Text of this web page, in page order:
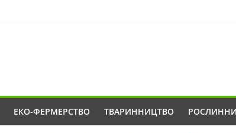
ЕКО-ФЕРМЕРСТВО ТВАРИННИЦТВО